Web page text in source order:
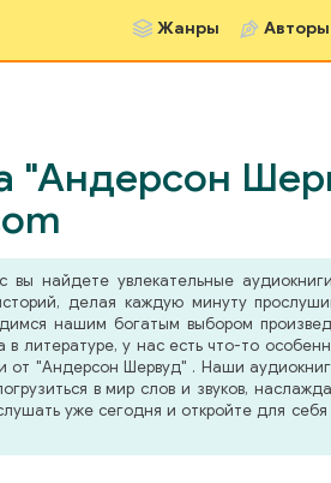
Жанры Авторы
"Андерсон
найдете увлекательные
делая каждую минуту
нашим богатым выбором
в литературе, у нас есть что-то
"Андерсон Шервуд" . Наши
в мир слов и звуков,
уже сегодня и откройте для